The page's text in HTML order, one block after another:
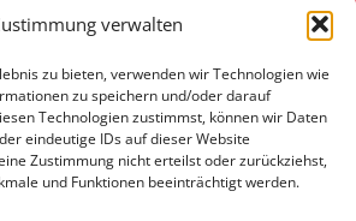
verwalten
zu bieten, verwenden wir Technologien wie
zu speichern und/oder darauf
Technologien zustimmst, können wir Daten
eindeutige IDs auf dieser Website
Zustimmung nicht erteilst oder zurückziehst,
und Funktionen beeinträchtigt werden.
PINTEREST
INSTAGRAM
FACEBOOK